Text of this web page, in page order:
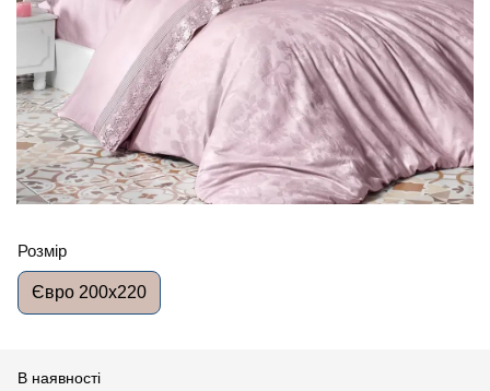
Розмір
Євро 200x220
В наявності